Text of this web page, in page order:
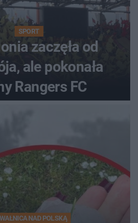
SPORT
zaczęła od
ale pokonała
Rangers FC
NAD POLSKĄ